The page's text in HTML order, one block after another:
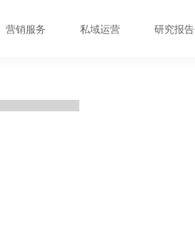
营销服务 私域运营 研究报告